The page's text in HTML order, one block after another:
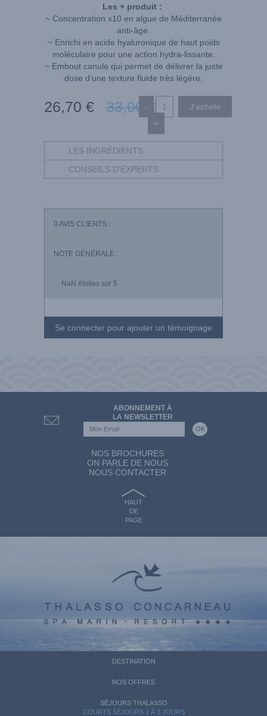
Les + produit :
~ Concentration x10 en algue de Méditerranée
anti-âge.
~ Enrichi en acide hyaluronique de haut poids
moléculaire pour une action hydra-lissante.
~ Embout canule qui permet de délivrer la juste
dose d’une texture fluide très légère.
26,70 € 33,00 €
-
+
LES INGRÉDIENTS
CONSEILS D'EXPERTS
0 AVIS CLIENTS :
NOTE GÉNÉRALE :
NaN étoiles sur 5
Se connecter pour ajouter un témoignage
ABONNEMENT À
LA NEWSLETTER
NOS BROCHURES
ON PARLE DE NOUS
NOUS CONTACTER
HAUT
DE
PAGE
DESTINATION
NOS OFFRES
SÉJOURS THALASSO
COURTS SÉJOURS 1 À 3 JOURS